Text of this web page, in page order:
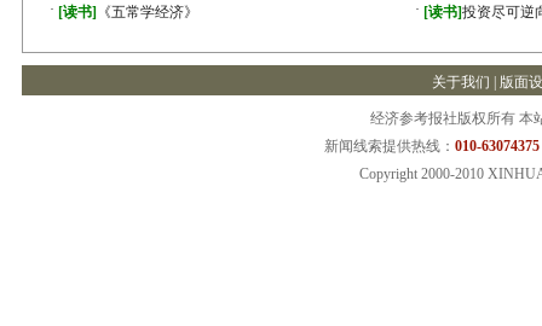
· [读书] 《五常学经济》 · [读书]投资尽可逆
关于我们 版面
经济参考报社版权所有 本
新闻线索提供热线： 010-
Copyright 2000-2010